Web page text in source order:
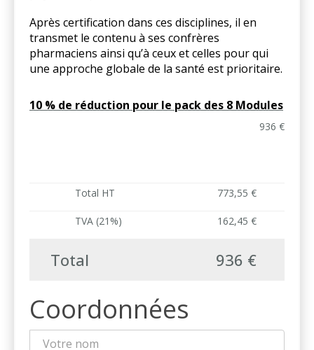
Après certification dans ces disciplines, il en
transmet le contenu à ses confrères
pharmaciens ainsi qu’à ceux et celles pour qui
une approche globale de la santé est prioritaire.
10 % de réduction pour le pack des 8 Modules
936 €
Total HT 773,55 €
TVA (21%) 162,45 €
Total 936 €
Coordonnées